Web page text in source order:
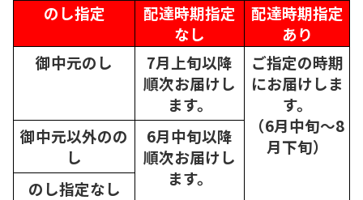
のし指定
配達時期指定
なし
配達時期指定
あり
御中元のし
7月上旬以降
順次お届けし
ます。
ご指定の時期
にお届けしま
す。
（6月中旬～8
月下旬）
御中元以外のの
し
6月中旬以降
順次お届けし
ます。
のし指定なし